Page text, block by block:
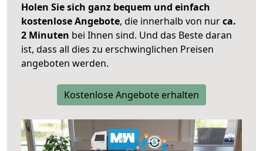
Holen Sie sich ganz bequem und einfach
kostenlose Angebote, die innerhalb von nurca.
2 Minuten bei Ihnen sind. Und das Beste daran
ist, dass all dies zu erschwinglichen Preisen
angeboten werden.
Kostenlose Angebote erhalten